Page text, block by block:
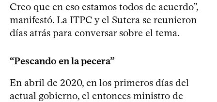
Creo que en eso estamos todos de acuerdo”,
manifestó. La ITPC y el Sutcra se reunieron
días atrás para conversar sobre el tema.
“Pescando en la pecera”
En abril de 2020, en los primeros días del
actual gobierno, el entonces ministro de